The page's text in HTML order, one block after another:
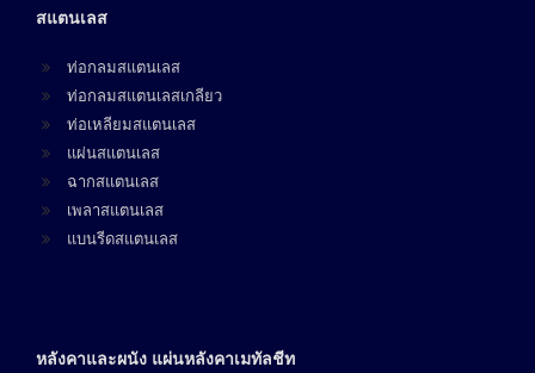
สแตนเลส
ท่อกลมสแตนเลส
ท่อกลมสแตนเลสเกลียว
ท่อเหลียมสแตนเลส
แผ่นสแตนเลส
ฉากสแตนเลส
เพลาสแตนเลส
แบนรีดสแตนเลส
หลังคาและผนัง แผ่นหลังคาเมทัลชีท